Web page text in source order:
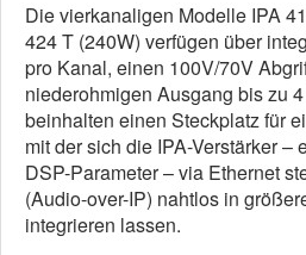
Die vierkanaligen Modelle IPA
424 T (240W) verfügen über
pro Kanal, einen 100V/70V
niederohmigen Ausgang bis zu
beinhalten einen Steckplatz für
mit der sich die IPA-Verstärker
DSP-Parameter – via Ethernet
(Audio-over-IP) nahtlos in
integrieren lassen.